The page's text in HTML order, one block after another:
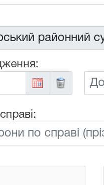
До: